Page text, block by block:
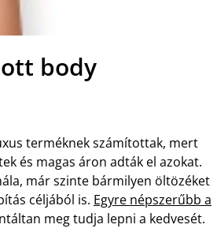
body
terméknek számítottak, mert
és magas áron adták el azokat.
már szinte bármilyen öltözéket
céljából is. Egyre népszerűbb a
meg tudja lepni a kedvesét.